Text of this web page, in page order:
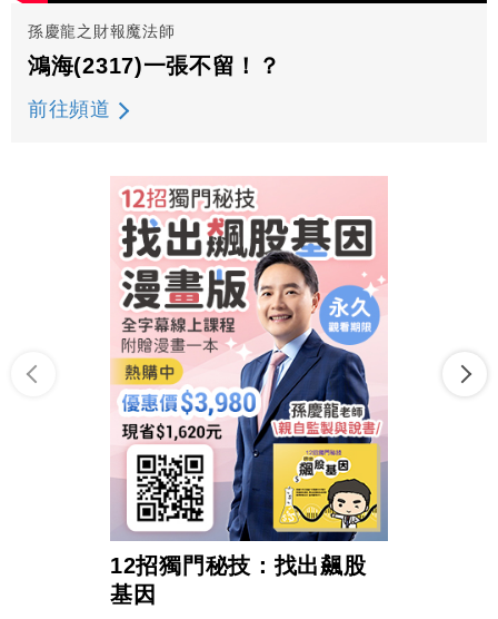
孫慶龍之財報魔法師
鴻海(2317)一張不留！？
前往頻道
12招獨門秘技：找出飆股
基因